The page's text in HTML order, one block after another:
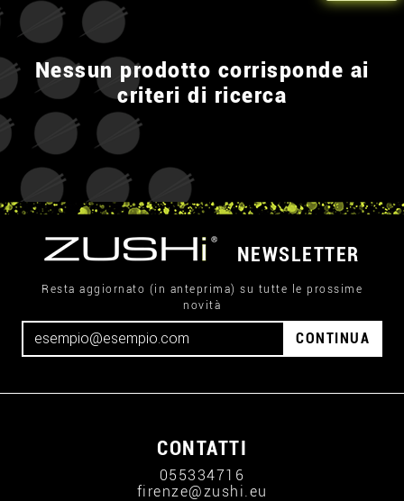
Nessun prodotto corrisponde ai
criteri di ricerca
NEWSLETTER
Resta aggiornato (in anteprima) su tutte le prossime
novità
CONTINUA
CONTATTI
055334716
firenze@zushi.eu